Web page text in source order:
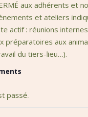
aux adhérents et
et ateliers
actif : réunions
préparatoires aux
du tiers-lieu…).
passé.